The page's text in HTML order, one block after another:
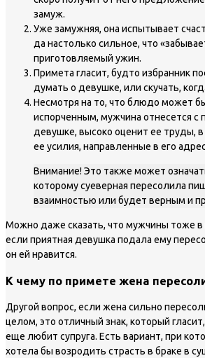
замуж.
Уже замужняя, она испытывает
да настолько сильное, что
приготовляемый ужин.
Примета гласит, будто избранник
думать о девушке, или скучать,
Несмотря на то, что блюдо может
испорченным, мужчина отнесется с
девушке, высоко оценит ее труды,
ее усилия, направленные в его
Внимание! Это также может
которому суеверная пересолила
взаимностью или будет верным и
Можно даже сказать, что мужчины тоже в
если приятная девушка подала ему
он ей нравится.
К чему по примете жена
Другой вопрос, если жена сильно
целом, это отличный знак, который
еще любит супруга. Есть вариант, при
хотела бы возродить страсть в браке в